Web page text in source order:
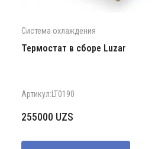
Система охлаждения
Термостат в сборе Luzar
Артикул:LT0190
255000 UZS